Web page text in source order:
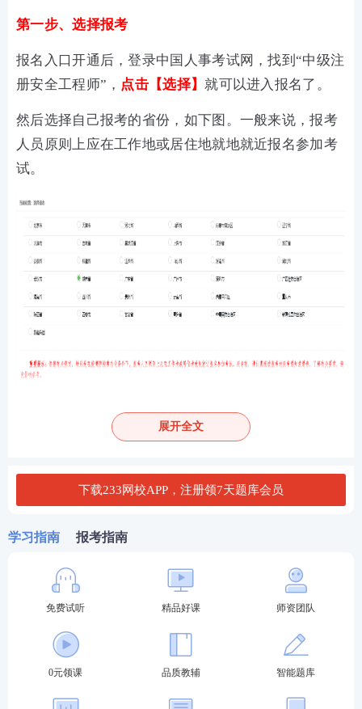
第一步、选择报考
报名入口开通后，登录中国人事考试网，找到“中级注
册安全工程师”， 点击【选择】就可以进入报名了。
然后选择自己报考的省份，如下图。一般来说，报考
人员原则上应在工作地或居住地就地就近报名参加考
试。
阅读60s的考试文件，包括报考须知、考务通知、考试
展开全文
下载233网校APP，注册领7天题库会员
学习指南 报考指南
免费试听 精品好课 师资团队
0元领课 品质教辅 智能题库